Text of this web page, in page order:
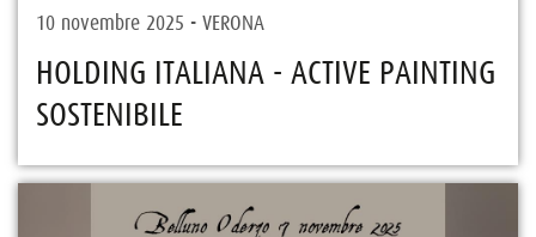
10 novembre 2025 - VERONA
HOLDING ITALIANA - ACTIVE PAINTING
SOSTENIBILE